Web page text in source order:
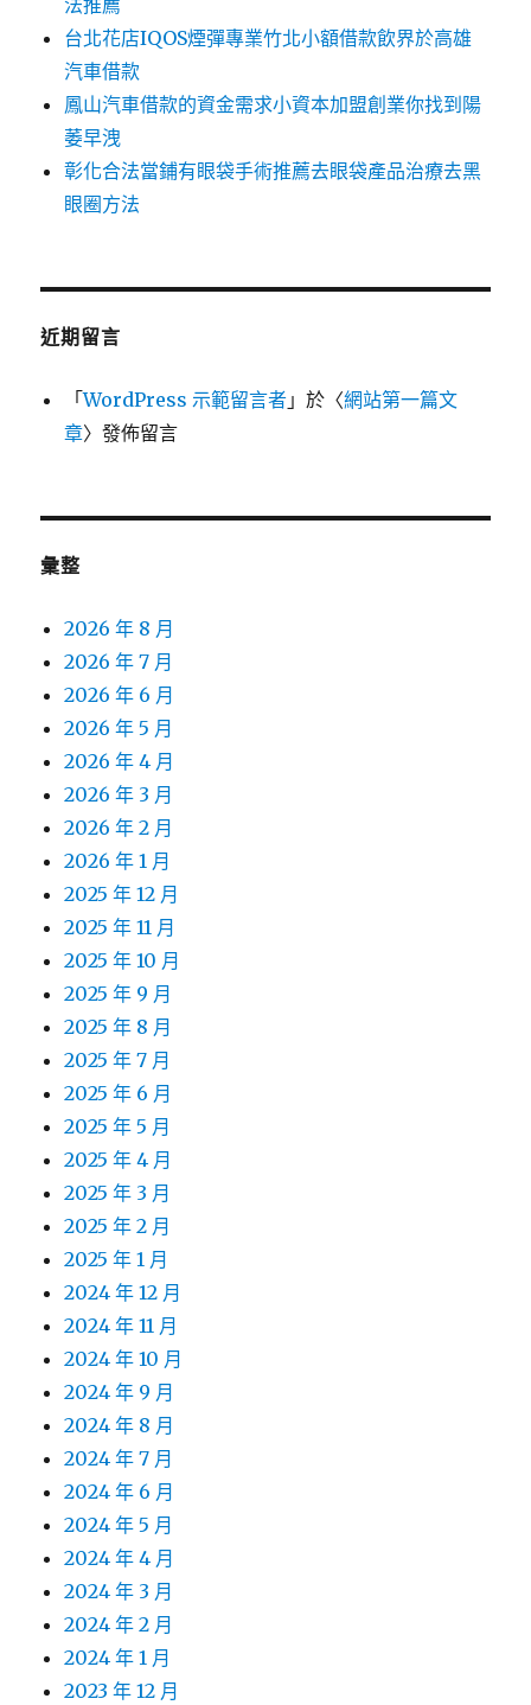
法推薦
台北花店IQOS煙彈專業竹北小額借款飲界於高雄
汽車借款
鳳山汽車借款的資金需求小資本加盟創業你找到陽
萎早洩
彰化合法當鋪有眼袋手術推薦去眼袋產品治療去黑
眼圈方法
近期留言
「WordPress 示範留言者 」於〈網站第一篇文
章〉發佈留言
彙整
2026 年 8 月
2026 年 7 月
2026 年 6 月
2026 年 5 月
2026 年 4 月
2026 年 3 月
2026 年 2 月
2026 年 1 月
2025 年 12 月
2025 年 11 月
2025 年 10 月
2025 年 9 月
2025 年 8 月
2025 年 7 月
2025 年 6 月
2025 年 5 月
2025 年 4 月
2025 年 3 月
2025 年 2 月
2025 年 1 月
2024 年 12 月
2024 年 11 月
2024 年 10 月
2024 年 9 月
2024 年 8 月
2024 年 7 月
2024 年 6 月
2024 年 5 月
2024 年 4 月
2024 年 3 月
2024 年 2 月
2024 年 1 月
2023 年 12 月